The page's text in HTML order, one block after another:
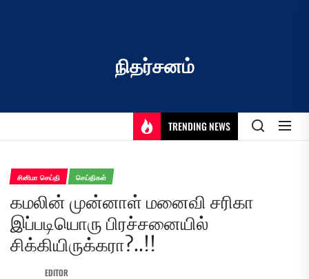
நிதர்சனம்
TRENDING NEWS
சினிமா செய்தி செய்திகள்
கமலின் முன்னாள் மனைவி சரிகா
இப்படியொரு பிரச்சனையில்
சிக்கியிருக்கரா?..!!
EDITOR